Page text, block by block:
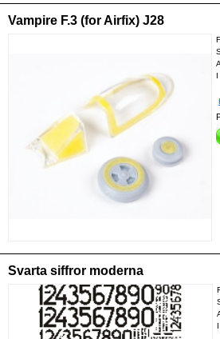
Vampire F.3 (for Airfix) J28
I
Svarta siffror moderna